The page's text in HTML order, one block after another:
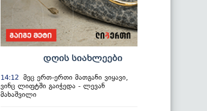
დღის სიახლეები
14:12
მეც ერთ-ერთი მათგანი ვიყავი,
ვინც ლიფტში გაიჭედა - ლევან
მახაშვილი